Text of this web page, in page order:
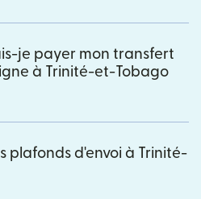
je payer mon transfert
à Trinité-et-Tobago
plafonds d'envoi à Trinité-